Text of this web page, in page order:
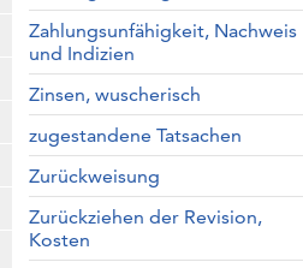
Zahlungsunfähigkeit, Nachweis
und Indizien
Zinsen, wuscherisch
zugestandene Tatsachen
Zurückweisung
Zurückziehen der Revision,
Kosten